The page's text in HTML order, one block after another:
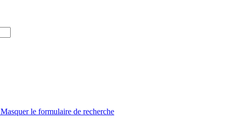
Masquer le formulaire de recherche